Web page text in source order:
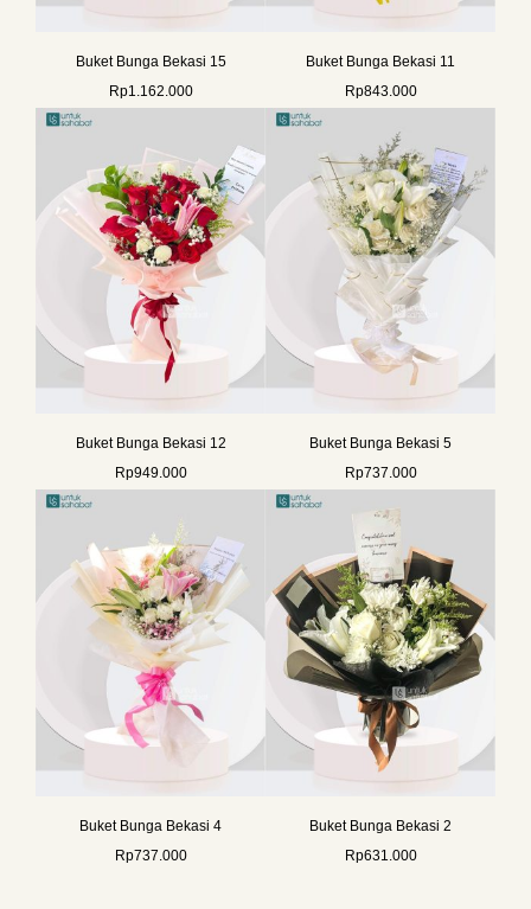
Buket Bunga Bekasi 15
Rp1.162.000
Buket Bunga Bekasi 11
Rp843.000
Buket Bunga Bekasi 12
Rp949.000
Buket Bunga Bekasi 5
Rp737.000
Buket Bunga Bekasi 4
Rp737.000
Buket Bunga Bekasi 2
Rp631.000